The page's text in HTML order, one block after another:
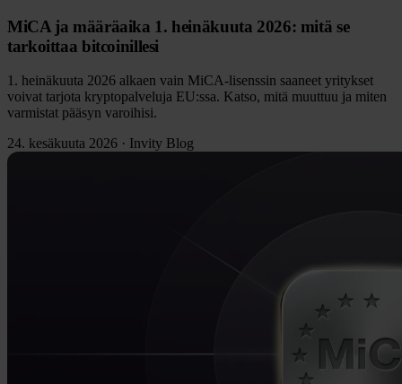
MiCA ja määräaika 1. heinäkuuta 2026: mitä se
tarkoittaa bitcoinillesi
1. heinäkuuta 2026 alkaen vain MiCA-lisenssin saaneet yritykset
voivat tarjota kryptopalveluja EU:ssa. Katso, mitä muuttuu ja miten
varmistat pääsyn varoihisi.
24. kesäkuuta 2026 · Invity Blog